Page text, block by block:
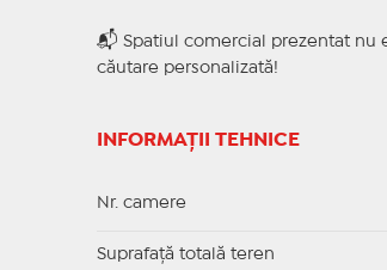
📬 Spatiul comercial prezentat nu
căutare personalizată!
INFORMAȚII TEHNICE
Nr. camere
Suprafață totală teren